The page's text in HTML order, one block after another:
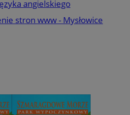
angielskiego
stron www - Mysłowice